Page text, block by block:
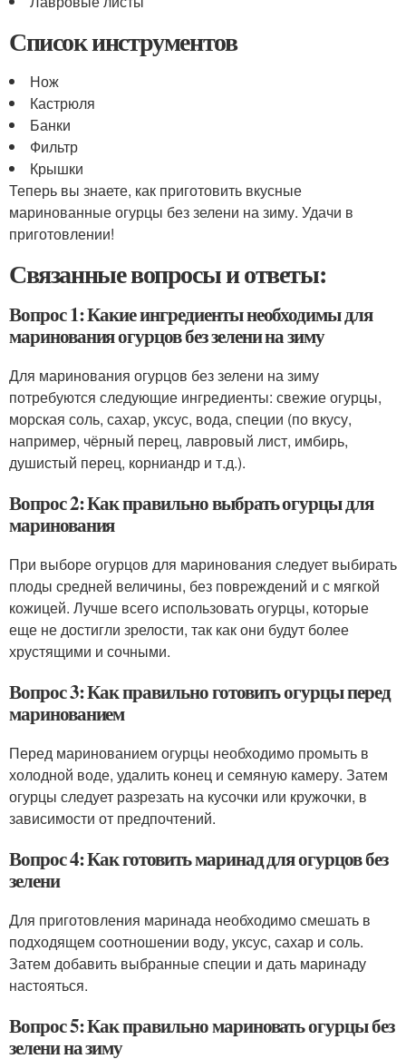
Список инструментов
Нож
Кастрюля
Банки
Фильтр
Крышки
Теперь вы знаете, как приготовить вкусные
маринованные огурцы без зелени на зиму. Удачи в
приготовлении!
Связанные вопросы и ответы:
Вопрос 1: Какие ингредиенты необходимы для
маринования огурцов без зелени на зиму
Для маринования огурцов без зелени на зиму
потребуются следующие ингредиенты: свежие огурцы,
морская соль, сахар, уксус, вода, специи (по вкусу,
например, чёрный перец, лавровый лист, имбирь,
душистый перец, корниандр и т.д.).
Вопрос 2: Как правильно выбрать огурцы для
маринования
При выборе огурцов для маринования следует выбирать
плоды средней величины, без повреждений и с мягкой
кожицей. Лучше всего использовать огурцы, которые
еще не достигли зрелости, так как они будут более
хрустящими и сочными.
Вопрос 3: Как правильно готовить огурцы перед
маринованием
Перед маринованием огурцы необходимо промыть в
холодной воде, удалить конец и семяную камеру. Затем
огурцы следует разрезать на кусочки или кружочки, в
зависимости от предпочтений.
Вопрос 4: Как готовить маринад для огурцов без
зелени
Для приготовления маринада необходимо смешать в
подходящем соотношении воду, уксус, сахар и соль.
Затем добавить выбранные специи и дать маринаду
настояться.
Вопрос 5: Как правильно мариновать огурцы без
зелени на зиму